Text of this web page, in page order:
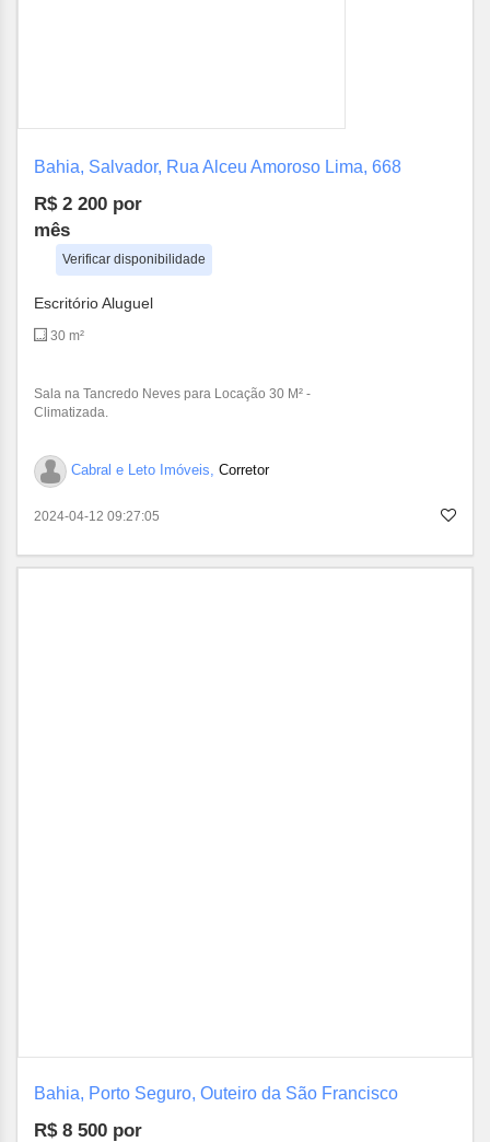
Bahia, Salvador, Rua Alceu Amoroso Lima, 668
R$ 2 200 por
mês
Verificar disponibilidade
Escritório Aluguel
30 m²
Sala na Tancredo Neves para Locação 30 M² -
Climatizada.
Cabral e Leto Imóveis, Corretor
2024-04-12 09:27:05
Bahia, Porto Seguro, Outeiro da São Francisco
R$ 8 500 por